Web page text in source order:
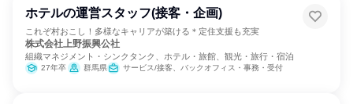
ホテルの運営スタッフ(接客・企画)
これぞ村おこし！多様なキャリアが築ける＊定住支援も充実
株式会社上野振興公社
組織マネジメント・シンクタンク、ホテル・旅館、観光・旅行・宿泊
27年卒 群馬県 サービス/接客、バックオフィス・事務・受付